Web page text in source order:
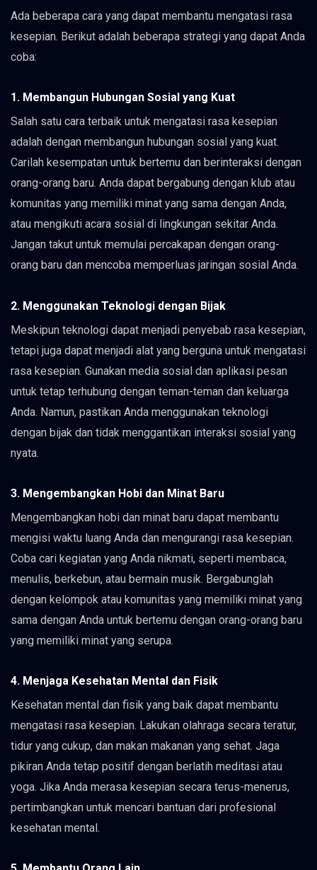
Ada beberapa cara yang dapat membantu mengatasi rasa
kesepian. Berikut adalah beberapa strategi yang dapat Anda
coba:
1. Membangun Hubungan Sosial yang Kuat
Salah satu cara terbaik untuk mengatasi rasa kesepian
adalah dengan membangun hubungan sosial yang kuat.
Carilah kesempatan untuk bertemu dan berinteraksi dengan
orang-orang baru. Anda dapat bergabung dengan klub atau
komunitas yang memiliki minat yang sama dengan Anda,
atau mengikuti acara sosial di lingkungan sekitar Anda.
Jangan takut untuk memulai percakapan dengan orang-
orang baru dan mencoba memperluas jaringan sosial Anda.
2. Menggunakan Teknologi dengan Bijak
Meskipun teknologi dapat menjadi penyebab rasa kesepian,
tetapi juga dapat menjadi alat yang berguna untuk mengatasi
rasa kesepian. Gunakan media sosial dan aplikasi pesan
untuk tetap terhubung dengan teman-teman dan keluarga
Anda. Namun, pastikan Anda menggunakan teknologi
dengan bijak dan tidak menggantikan interaksi sosial yang
nyata.
3. Mengembangkan Hobi dan Minat Baru
Mengembangkan hobi dan minat baru dapat membantu
mengisi waktu luang Anda dan mengurangi rasa kesepian.
Coba cari kegiatan yang Anda nikmati, seperti membaca,
menulis, berkebun, atau bermain musik. Bergabunglah
dengan kelompok atau komunitas yang memiliki minat yang
sama dengan Anda untuk bertemu dengan orang-orang baru
yang memiliki minat yang serupa.
4. Menjaga Kesehatan Mental dan Fisik
Kesehatan mental dan fisik yang baik dapat membantu
mengatasi rasa kesepian. Lakukan olahraga secara teratur,
tidur yang cukup, dan makan makanan yang sehat. Jaga
pikiran Anda tetap positif dengan berlatih meditasi atau
yoga. Jika Anda merasa kesepian secara terus-menerus,
pertimbangkan untuk mencari bantuan dari profesional
kesehatan mental.